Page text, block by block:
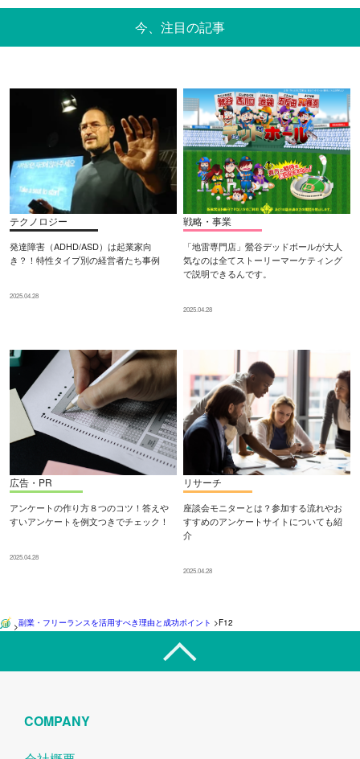
今、注目の記事
テクノロジー
発達障害（ADHD/ASD）は起業家向
き？！特性タイプ別の経営者たち事例
2025.04.28
戦略・事業
「地雷専門店」鶯谷デッドボールが大人
気なのは全てストーリーマーケティング
で説明できるんです。
2025.04.28
広告・PR
アンケートの作り方８つのコツ！答えや
すいアンケートを例文つきでチェック！
2025.04.28
リサーチ
座談会モニターとは？参加する流れやお
すすめのアンケートサイトについても紹
介
2025.04.28
>副業・フリーランスを活用すべき理由と成功ポイント >F12
COMPANY